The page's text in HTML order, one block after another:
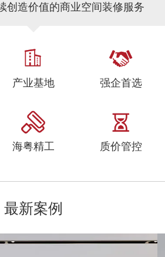
创造价值的商业空间装修服务
产业基地 强企首选
海粤精工 质价管控
最新案例